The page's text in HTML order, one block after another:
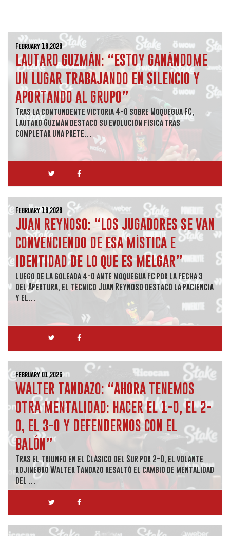
February 16,2026
LAUTARO GUZMÁN: “ESTOY GANÁNDOME
UN LUGAR TRABAJANDO EN SILENCIO Y
APORTANDO AL GRUPO”
Tras la contundente victoria 4-0 sobre Moquegua FC,
Lautaro Guzmán destacó su evolución física tras
completar una prete…
February 16,2026
JUAN REYNOSO: “LOS JUGADORES SE VAN
CONVENCIENDO DE ESA MÍSTICA E
IDENTIDAD DE LO QUE ES MELGAR”
Luego de la goleada 4-0 ante Moquegua FC por la Fecha 3
del Apertura, el técnico Juan Reynoso destacó la paciencia
y el…
February 01,2026
WALTER TANDAZO: “AHORA TENEMOS
OTRA MENTALIDAD: HACER EL 1-0, EL 2-
0, EL 3-0 Y DEFENDERNOS CON EL
BALÓN”
Tras el triunfo en el Clásico del Sur por 2-0, el volante
rojinegro Walter Tandazo resaltó el cambio de mentalidad
del …